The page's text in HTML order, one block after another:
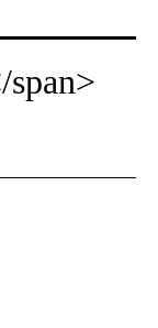
span>